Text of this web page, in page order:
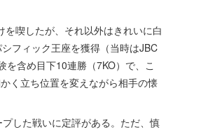
喫したが、それ以外はきれいに白
フィック王座を獲得（当時はJBC
含め目下10連勝（7KO）で、こ
く立ち位置を変えながら相手の懐
した戦いに定評がある。ただ、慎